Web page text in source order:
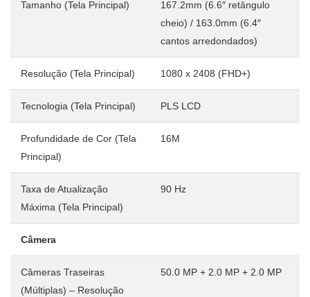
Tamanho (Tela Principal)
167.2mm (6.6″ retângulo
cheio) / 163.0mm (6.4″
cantos arredondados)
Resolução (Tela Principal) 1080 x 2408 (FHD+)
Tecnologia (Tela Principal) PLS LCD
Profundidade de Cor (Tela
Principal)
16M
Taxa de Atualização
Máxima (Tela Principal)
90 Hz
Câmera
Câmeras Traseiras
(Múltiplas) – Resolução
50.0 MP + 2.0 MP + 2.0 MP